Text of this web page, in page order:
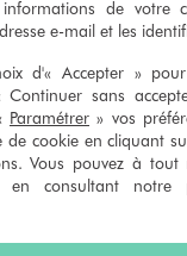
magasins.
des cartes
entre 10€ et 150€.
1 an, utilisables
en magasin. Offrez
enveloppes pour toutes
de votre
e-mail et les
d'« Accepter »
Continuer sans
Paramétrer » vos
de cookie en cliquant
Vous pouvez à tout
en consultant